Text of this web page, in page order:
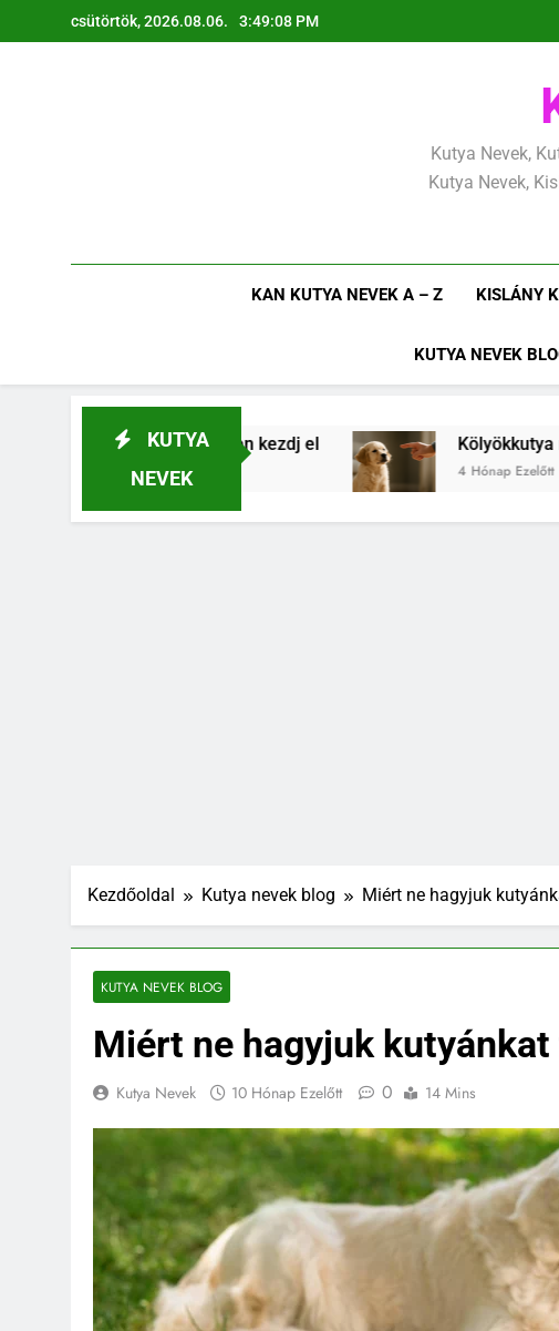
a
csütörtök, 2026.08.06. 3:49:09 PM
Kutya Nevek,
Kutya Nevek,
KAN KUTYA NEVEK A – Z KISLÁNY
KUTYA NEVEK
KUTYA
NEVEK
az első héten kezdj el Kölyökkutya nevelési
4 Hónap Ezelőtt
Kezdőoldal Kutya nevek blog Miért ne hagyjuk
KUTYA NEVEK BLOG
Miért ne hagyjuk
Kutya Nevek 10 Hónap Ezelőtt 0 14 Mins